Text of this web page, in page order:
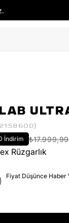
İndirim ₺17.999,99
Rüzgarlık
Fiyat Düşünce Haber